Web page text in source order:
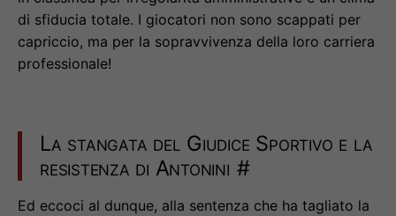
di sfiducia totale. I giocatori non sono scappati per
capriccio, ma per la sopravvivenza della loro carriera
professionale!
La stangata del Giudice Sportivo e la
resistenza di Antonini #
Ed eccoci al dunque, alla sentenza che ha tagliato la